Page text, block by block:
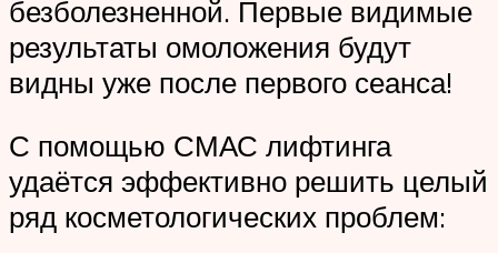
безболезненной. Первые видимые
результаты омоложения будут
видны уже после первого сеанса!
С помощью СМАС лифтинга
удаётся эффективно решить целый
ряд косметологических проблем: